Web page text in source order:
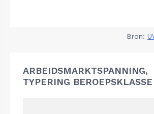
Bron:
ARBEIDSMARKTSPANNING,
TYPERING BEROEPSKLASSE